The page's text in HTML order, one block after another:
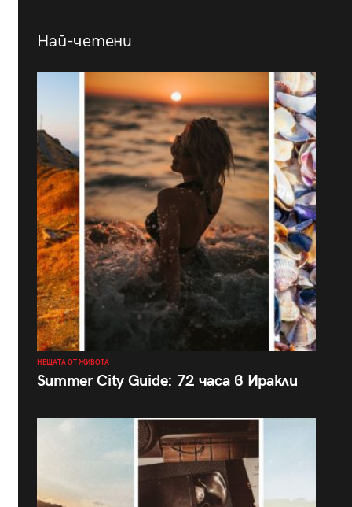
Най-четени
НЕЩАТА ОТ ЖИВОТА
Summer City Guide: 72 часа в Иракли